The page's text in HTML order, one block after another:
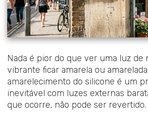
Nada é pior do que ver uma luz de
vibrante ficar amarela ou
amarelecimento do silicone é um
inevitável com luzes externas
que ocorre, não pode ser revertido.